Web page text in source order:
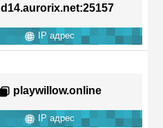
d14.aurorix.net:25157
IP адрес
playwillow.online
IP адрес